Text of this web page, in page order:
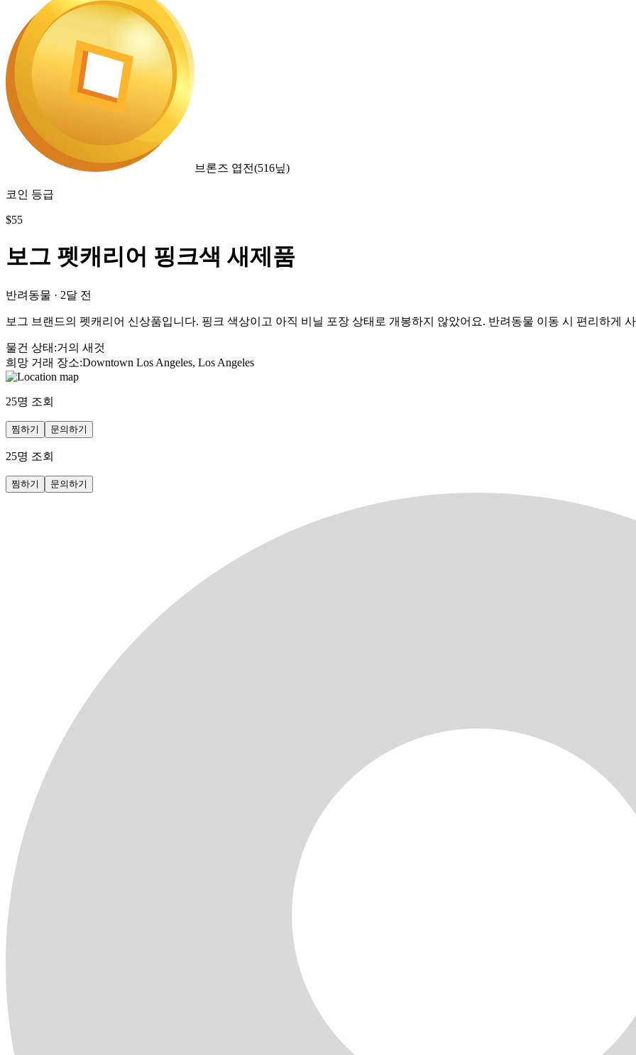
브론즈 엽전(516닢)
코인 등급
$55
보그 펫캐리어 핑크색 새제품
반려동물 · 2달 전
보그 브랜드의 펫캐리어 신상품입니다. 핑크 색상이고 아직 비닐 포장 상태로 개봉하지 않았어요. 반려동물 이동 시 편리하게
물건 상태 :거의 새것
희망 거래 장소:Downtown Los Angeles, Los Angeles
25명 조회
찜하기 문의하기
25명 조회
찜하기 문의하기